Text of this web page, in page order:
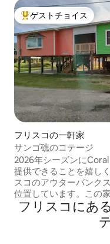
大好評のゲストチョイ
ゲストチョイス
フリスコの一軒家
サンゴ礁のコテージ
2026年シーズンに
提供できることを嬉し
スコのアウターバンク
位置しています。この
でご利用いただけ、子
います。ビーチへは、
を上り下りしてアクセ
フリスコにあ